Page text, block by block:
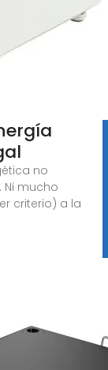
no
mucho
criterio) a la